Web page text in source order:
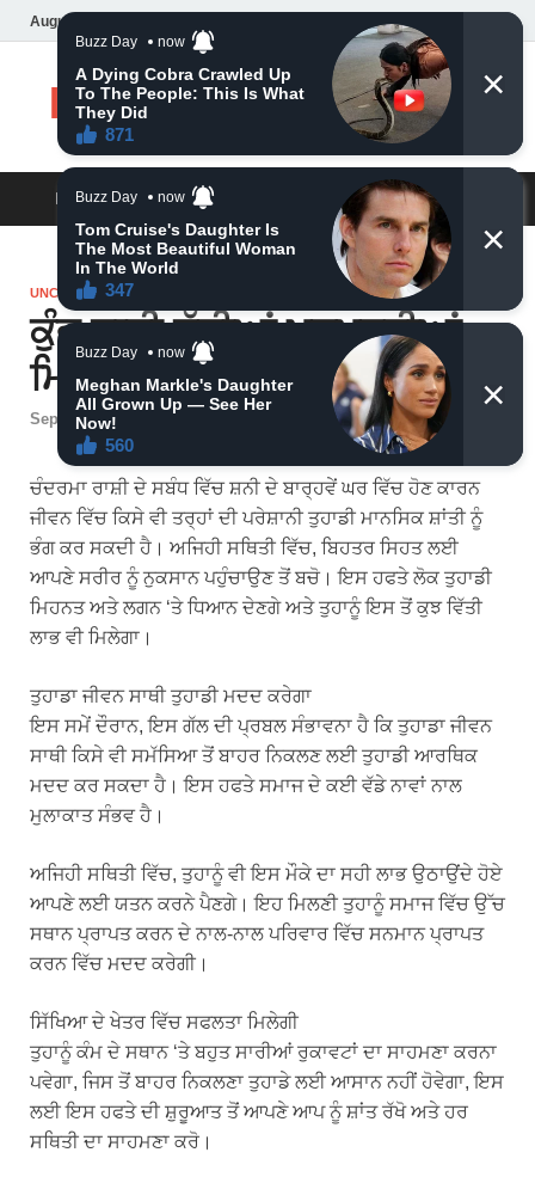
August 9, 2026
Daily News
MAIN MENU
UNCATEGORIZED
ਕੁੰਭ ਰਾਸ਼ੀ ਵੱਡੀਆਂ ਖੁਸ਼ਖਬਰੀਆਂ
ਮਿਲਣਗੀਆਂ
September 16, 2024 Leave a Comment
ਚੰਦਰਮਾ ਰਾਸ਼ੀ ਦੇ ਸਬੰਧ ਵਿੱਚ ਸ਼ਨੀ ਦੇ ਬਾਰ੍ਹਵੇਂ ਘਰ ਵਿੱਚ ਹੋਣ ਕਾਰਨ
ਜੀਵਨ ਵਿੱਚ ਕਿਸੇ ਵੀ ਤਰ੍ਹਾਂ ਦੀ ਪਰੇਸ਼ਾਨੀ ਤੁਹਾਡੀ ਮਾਨਸਿਕ ਸ਼ਾਂਤੀ ਨੂੰ
ਭੰਗ ਕਰ ਸਕਦੀ ਹੈ। ਅਜਿਹੀ ਸਥਿਤੀ ਵਿੱਚ, ਬਿਹਤਰ ਸਿਹਤ ਲਈ
ਆਪਣੇ ਸਰੀਰ ਨੂੰ ਨੁਕਸਾਨ ਪਹੁੰਚਾਉਣ ਤੋਂ ਬਚੋ। ਇਸ ਹਫਤੇ ਲੋਕ ਤੁਹਾਡੀ
ਮਿਹਨਤ ਅਤੇ ਲਗਨ ‘ਤੇ ਧਿਆਨ ਦੇਣਗੇ ਅਤੇ ਤੁਹਾਨੂੰ ਇਸ ਤੋਂ ਕੁਝ ਵਿੱਤੀ
ਲਾਭ ਵੀ ਮਿਲੇਗਾ।
ਤੁਹਾਡਾ ਜੀਵਨ ਸਾਥੀ ਤੁਹਾਡੀ ਮਦਦ ਕਰੇਗਾ
ਇਸ ਸਮੇਂ ਦੌਰਾਨ, ਇਸ ਗੱਲ ਦੀ ਪ੍ਰਬਲ ਸੰਭਾਵਨਾ ਹੈ ਕਿ ਤੁਹਾਡਾ ਜੀਵਨ
ਸਾਥੀ ਕਿਸੇ ਵੀ ਸਮੱਸਿਆ ਤੋਂ ਬਾਹਰ ਨਿਕਲਣ ਲਈ ਤੁਹਾਡੀ ਆਰਥਿਕ
ਮਦਦ ਕਰ ਸਕਦਾ ਹੈ। ਇਸ ਹਫਤੇ ਸਮਾਜ ਦੇ ਕਈ ਵੱਡੇ ਨਾਵਾਂ ਨਾਲ
ਮੁਲਾਕਾਤ ਸੰਭਵ ਹੈ।
ਅਜਿਹੀ ਸਥਿਤੀ ਵਿੱਚ, ਤੁਹਾਨੂੰ ਵੀ ਇਸ ਮੌਕੇ ਦਾ ਸਹੀ ਲਾਭ ਉਠਾਉਂਦੇ ਹੋਏ
ਆਪਣੇ ਲਈ ਯਤਨ ਕਰਨੇ ਪੈਣਗੇ। ਇਹ ਮਿਲਣੀ ਤੁਹਾਨੂੰ ਸਮਾਜ ਵਿੱਚ ਉੱਚ
ਸਥਾਨ ਪ੍ਰਾਪਤ ਕਰਨ ਦੇ ਨਾਲ-ਨਾਲ ਪਰਿਵਾਰ ਵਿੱਚ ਸਨਮਾਨ ਪ੍ਰਾਪਤ
ਕਰਨ ਵਿੱਚ ਮਦਦ ਕਰੇਗੀ।
ਸਿੱਖਿਆ ਦੇ ਖੇਤਰ ਵਿੱਚ ਸਫਲਤਾ ਮਿਲੇਗੀ
ਤੁਹਾਨੂੰ ਕੰਮ ਦੇ ਸਥਾਨ ‘ਤੇ ਬਹੁਤ ਸਾਰੀਆਂ ਰੁਕਾਵਟਾਂ ਦਾ ਸਾਹਮਣਾ ਕਰਨਾ
ਪਵੇਗਾ, ਜਿਸ ਤੋਂ ਬਾਹਰ ਨਿਕਲਣਾ ਤੁਹਾਡੇ ਲਈ ਆਸਾਨ ਨਹੀਂ ਹੋਵੇਗਾ, ਇਸ
ਲਈ ਇਸ ਹਫਤੇ ਦੀ ਸ਼ੁਰੂਆਤ ਤੋਂ ਆਪਣੇ ਆਪ ਨੂੰ ਸ਼ਾਂਤ ਰੱਖੋ ਅਤੇ ਹਰ
ਸਥਿਤੀ ਦਾ ਸਾਹਮਣਾ ਕਰੋ।